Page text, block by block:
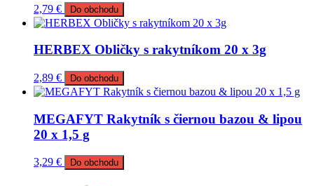
2,79 € Do obchodu
HERBEX Obličky s rakytníkom 20 x 3g
2,89 € Do obchodu
MEGAFYT Rakytník s čiernou bazou & lipou
20 x 1,5 g
3,29 € Do obchodu